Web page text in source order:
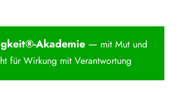
t®-Akademie— mit Mut und
für Wirkung mit Verantwortung